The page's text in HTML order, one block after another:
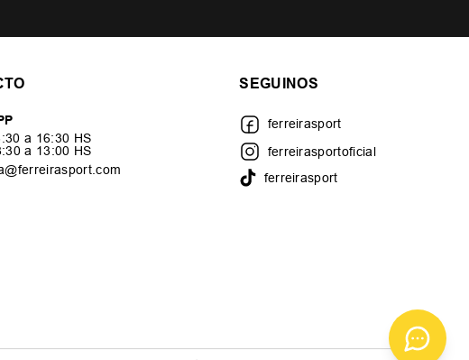
a 16:30 HS
a 13:00 HS
SEGUINOS
ferreirasport
ferreirasportoficial
ferreirasport